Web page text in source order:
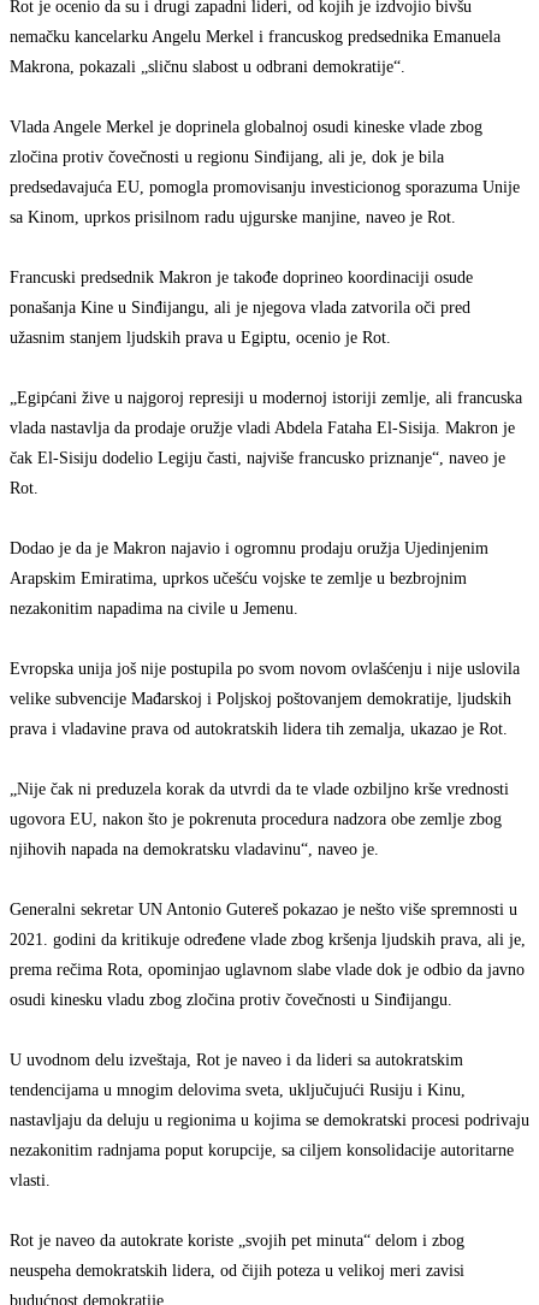
Rot je ocenio da su i drugi zapadni lideri, od kojih je izdvojio bivšu
nemačku kancelarku Angelu Merkel i francuskog predsednika Emanuela
Makrona, pokazali „sličnu slabost u odbrani demokratije“.
Vlada Angele Merkel je doprinela globalnoj osudi kineske vlade zbog
zločina protiv čovečnosti u regionu Sinđijang, ali je, dok je bila
predsedavajuća EU, pomogla promovisanju investicionog sporazuma Unije
sa Kinom, uprkos prisilnom radu ujgurske manjine, naveo je Rot.
Francuski predsednik Makron je takođe doprineo koordinaciji osude
ponašanja Kine u Sinđijangu, ali je njegova vlada zatvorila oči pred
užasnim stanjem ljudskih prava u Egiptu, ocenio je Rot.
„Egipćani žive u najgoroj represiji u modernoj istoriji zemlje, ali francuska
vlada nastavlja da prodaje oružje vladi Abdela Fataha El-Sisija. Makron je
čak El-Sisiju dodelio Legiju časti, najviše francusko priznanje“, naveo je
Rot.
Dodao je da je Makron najavio i ogromnu prodaju oružja Ujedinjenim
Arapskim Emiratima, uprkos učešću vojske te zemlje u bezbrojnim
nezakonitim napadima na civile u Jemenu.
Evropska unija još nije postupila po svom novom ovlašćenju i nije uslovila
velike subvencije Mađarskoj i Poljskoj poštovanjem demokratije, ljudskih
prava i vladavine prava od autokratskih lidera tih zemalja, ukazao je Rot.
„Nije čak ni preduzela korak da utvrdi da te vlade ozbiljno krše vrednosti
ugovora EU, nakon što je pokrenuta procedura nadzora obe zemlje zbog
njihovih napada na demokratsku vladavinu“, naveo je.
Generalni sekretar UN Antonio Gutereš pokazao je nešto više spremnosti u
2021. godini da kritikuje određene vlade zbog kršenja ljudskih prava, ali je,
prema rečima Rota, opominjao uglavnom slabe vlade dok je odbio da javno
osudi kinesku vladu zbog zločina protiv čovečnosti u Sinđijangu.
U uvodnom delu izveštaja, Rot je naveo i da lideri sa autokratskim
tendencijama u mnogim delovima sveta, uključujući Rusiju i Kinu,
nastavljaju da deluju u regionima u kojima se demokratski procesi podrivaju
nezakonitim radnjama poput korupcije, sa ciljem konsolidacije autoritarne
vlasti.
Rot je naveo da autokrate koriste „svojih pet minuta“ delom i zbog
neuspeha demokratskih lidera, od čijih poteza u velikoj meri zavisi
budućnost demokratije.